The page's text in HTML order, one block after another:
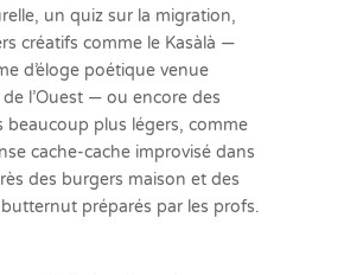
un quiz sur la migration,
créatifs comme le Kasàlà —
d’éloge poétique venue
de l’Ouest — ou encore des
beaucoup plus légers, comme
cache-cache improvisé dans
des burgers maison et des
préparés par les profs.